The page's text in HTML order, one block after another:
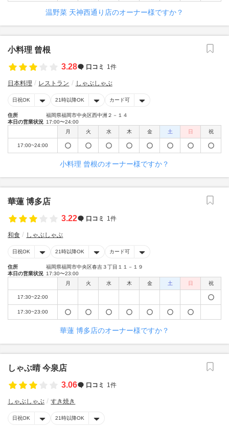
温野菜 天神西通り店のオーナー様ですか？
小料理 曾根
3.28
口コミ 1件
日本料理 レストラン しゃぶしゃぶ
日祝OK 21時以降OK カード可
住所
福岡県福岡市中央区西中洲２－１４
本日の営業状況 17:00〜24:00
月
火 水 木 金 土 日 祝
17:00~24:00
小料理 曾根のオーナー様ですか？
華蓮 博多店
3.22
口コミ 1件
和食 しゃぶしゃぶ
日祝OK 21時以降OK カード可
住所
福岡県福岡市中央区春吉３丁目１１－１９
本日の営業状況 17:30〜23:00
月
火 水 木 金 土 日 祝
17:30~22:00
17:30~23:00
華蓮 博多店のオーナー様ですか？
しゃぶ晴 今泉店
3.06
口コミ 1件
しゃぶしゃぶ すき焼き
日祝OK 21時以降OK